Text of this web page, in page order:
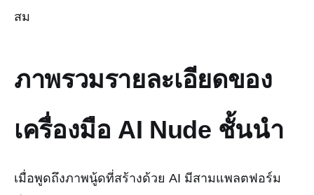
สม
ภาพรวมรายละเอียดของ
เครื่องมือ AI Nude ชั้นนำ
เมื่อพูดถึงภาพนู้ดที่สร้างด้วย AI มีสามแพลตฟอร์ม